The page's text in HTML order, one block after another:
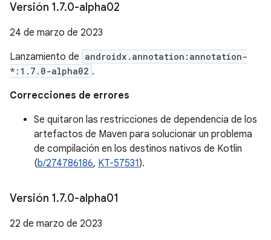
Versión 1.7.0-alpha02
24 de marzo de 2023
Lanzamiento de androidx.annotation:annotation-
*:1.7.0-alpha02 .
Correcciones de errores
Se quitaron las restricciones de dependencia de los
artefactos de Maven para solucionar un problema
de compilación en los destinos nativos de Kotlin
(b/274786186, KT-57531).
Versión 1.7.0-alpha01
22 de marzo de 2023